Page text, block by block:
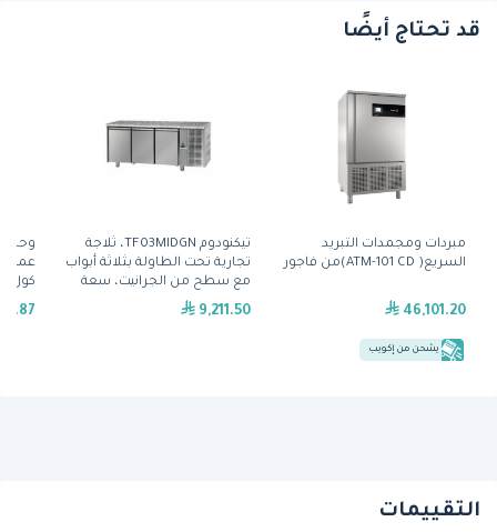
قد تحتاج أيضًا
مبردات ومجمدات التبريد
السريع( ATM-101 CD)من فاجور
46,101.20
يشحن من إكويب
تيكنودوم TF03MIDGN، ثلاجة
تجارية تحت الطاولة بثلاثة أبواب
مع سطح من الجرانيت، سعة
460 لتر
9,211.50
وحدة
كول
التقييمات